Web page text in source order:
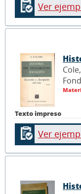
Ver
Texto impreso
Ver